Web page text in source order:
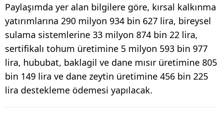
Paylaşımda yer alan bilgilere göre, kırsal kalkınma
yatırımlarına 290 milyon 934 bin 627 lira, bireysel
sulama sistemlerine 33 milyon 874 bin 22 lira,
sertifikalı tohum üretimine 5 milyon 593 bin 977
lira, hububat, baklagil ve dane mısır üretimine 805
bin 149 lira ve dane zeytin üretimine 456 bin 225
lira destekleme ödemesi yapılacak.